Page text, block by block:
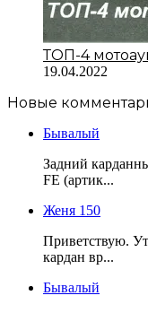
ТОП-4
19.04.2022
Новые
Бывалый
Задний
FE (артик...
Женя 150
Приветствую.
кардан вр...
Бывалый